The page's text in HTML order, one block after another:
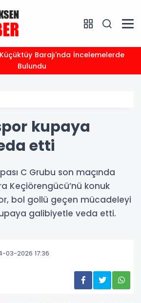
Bulundu
kupaya
etti
C Grubu son maçında
Keçiörengücü’nü konuk
bol gollü geçen mücadeleyi
galibiyetle veda etti.
03-2026 17:36